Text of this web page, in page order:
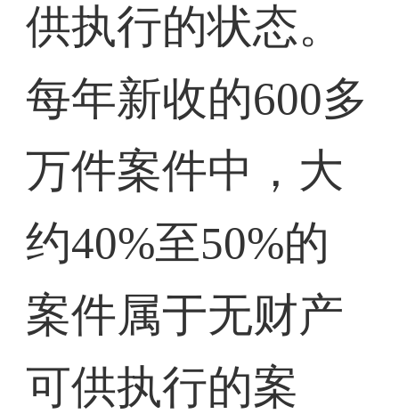
供执行的状态。
每年新收的600多
万件案件中，大
约40%至50%的
案件属于无财产
可供执行的案